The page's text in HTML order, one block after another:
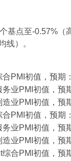
基点至-0.57%
线）。
PMI初值，预期
业PMI初值，预
业PMI初值，预
PMI初值，预期
业PMI初值，预
业PMI初值，预
合PMI初值，预